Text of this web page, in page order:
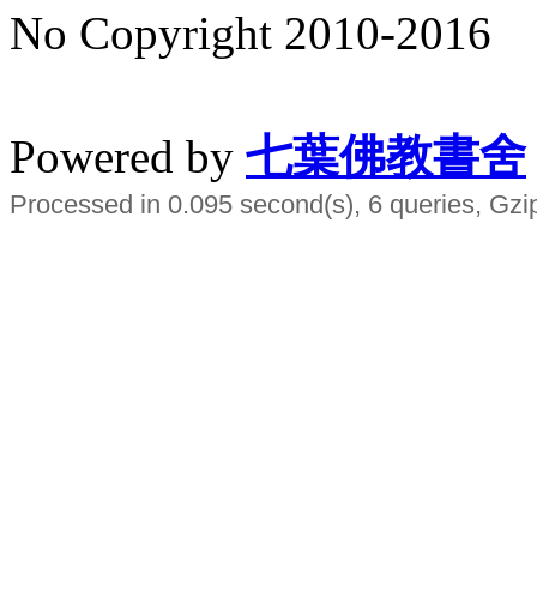
No Copyright 2010-2016
Powered by 七葉佛教書舍
Processed in 0.095 second(s), 6 queries,